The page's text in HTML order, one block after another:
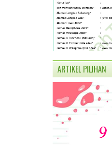
ARTIKEL PILIHAN